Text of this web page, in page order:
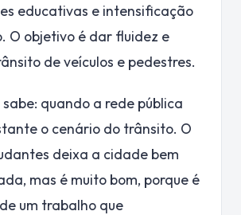
educativas e intensificação
O objetivo é dar fluidez e
de veículos e pedestres.
sabe: quando a rede pública
o cenário do trânsito. O
deixa a cidade bem
mas é muito bom, porque é
um trabalho que